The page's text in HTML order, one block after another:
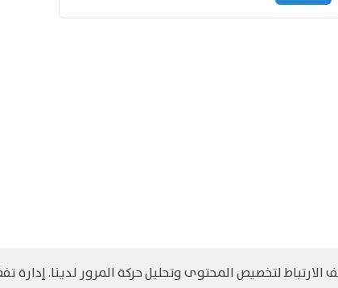
الطبع والنشر مرجح جميع الحقوق محفوظةسياسة و الخصوصية
لتخصيص المحتوى وتحليل حركة المرور لدينا. إدارة